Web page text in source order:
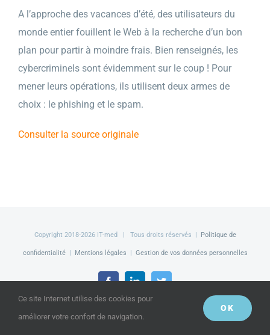
A l’approche des vacances d’été, des utilisateurs du
monde entier fouillent le Web à la recherche d’un bon
plan pour partir à moindre frais. Bien renseignés, les
cybercriminels sont évidemment sur le coup ! Pour
mener leurs opérations, ils utilisent deux armes de
choix : le phishing et le spam.
Consulter la source originale
Copyright 2018-2026 IT-med | Tous droits réservés | Politique de
confidentialité| Mentions légales | Gestion de vos données personnelles
FacebookLinkedInTwitter
Ce site Internet utilise des cookies pour
améliorer votre confort de navigation.
OK